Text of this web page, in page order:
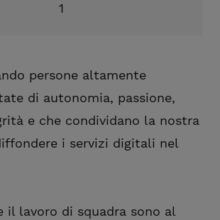
1
persone altamente
di autonomia, passione,
e che condividano la nostra
i servizi digitali nel
il lavoro di squadra sono al